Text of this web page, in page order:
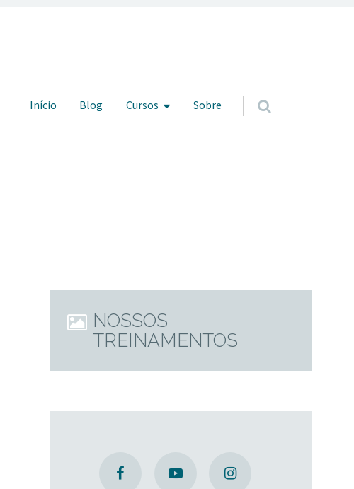
Pular para o conteúdo
Início Blog Cursos Sobre
NOSSOS
TREINAMENTOS